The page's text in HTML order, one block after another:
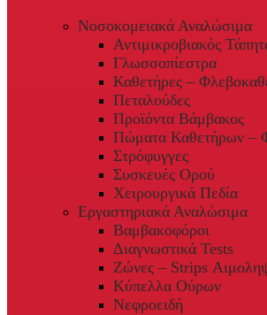
Νοσοκομειακά Αναλώσιμα
Αντιμικροβιακός
Γλωσσοπίεστρα
Καθετήρες –
Πεταλούδες
Προϊόντα Βάμβακος
Πώματα Καθετήρων –
Στρόφυγγες
Συσκευές Ορού
Χειρουργικά Πεδία
Εργαστηριακά Αναλώσιμα
Βαμβακοφόροι
Διαγνωστικά Tests
Ζώνες – Strips
Κύπελλα Ούρων
Νεφροειδή